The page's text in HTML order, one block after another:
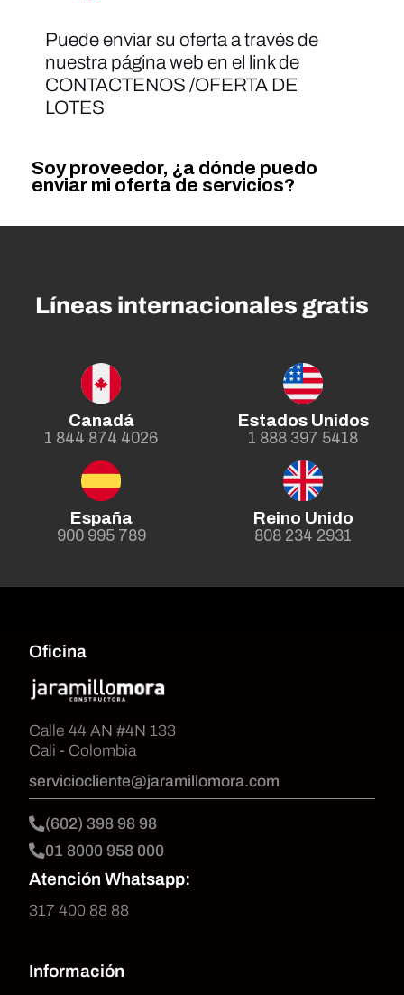
Soy proveedor, ¿a dónde puedo
enviar mi oferta de servicios?
Puede enviar su oferta a través de
nuestra página web en el link de
CONTACTENOS /OFERTA DE
LOTES
Líneas internacionales gratis
Canadá
1 844 874 4026
Estados Unidos
1 888 397 5418
España
900 995 789
Reino Unido
808 234 2931
Oficina
Calle 44 AN #4N 133
Cali - Colombia
serviciocliente@jaramillomora.com
(602) 398 98 98
01 8000 958 000
Atención Whatsapp:
317 400 88 88
Información